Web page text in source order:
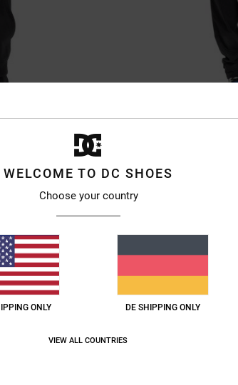
WELCOME TO DC SHOES
Choose your country
ONLY DE SHIPPING ONLY
VIEW ALL COUNTRIES